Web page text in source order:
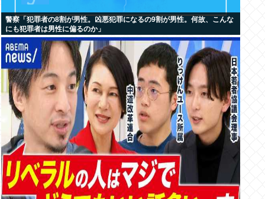
警察「犯罪者の8割が男性。凶悪犯罪になるの9割が男性。何故、こんな
にも犯罪者は男性に偏るのか」